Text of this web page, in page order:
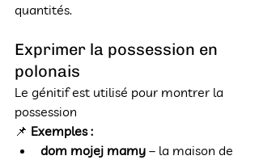
quantités.
Exprimer la possession en
polonais
Le génitif est utilisé pour montrer la
possession
📌 Exemples :
dom mojej mamy – la maison de